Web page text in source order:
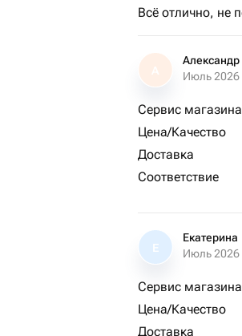
Всё отлично, не
А
Александр
Июль 2026
Сервис магазина
Цена/Качество
Доставка
Соответствие
Е
Екатерина
Июль 2026
Сервис магазина
Цена/Качество
Доставка